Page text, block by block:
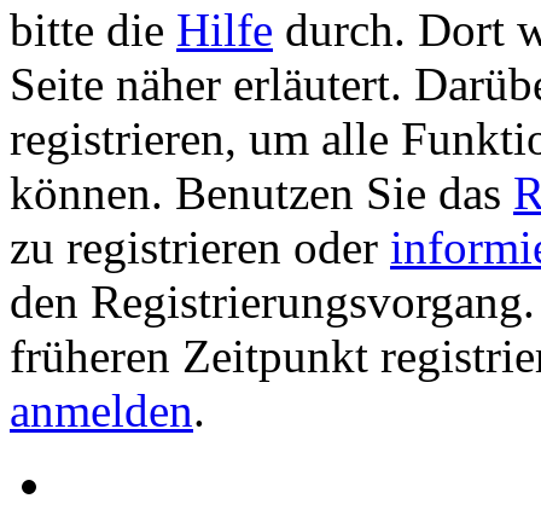
bitte die Hilfe durch. Dort
Seite näher erläutert.
registrieren, um alle
können. Benutzen Sie das
zu registrieren oder
den
früheren Zeitpunkt
anmelden.